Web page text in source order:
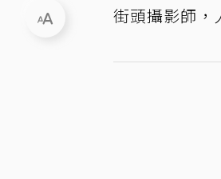
街頭攝影師，